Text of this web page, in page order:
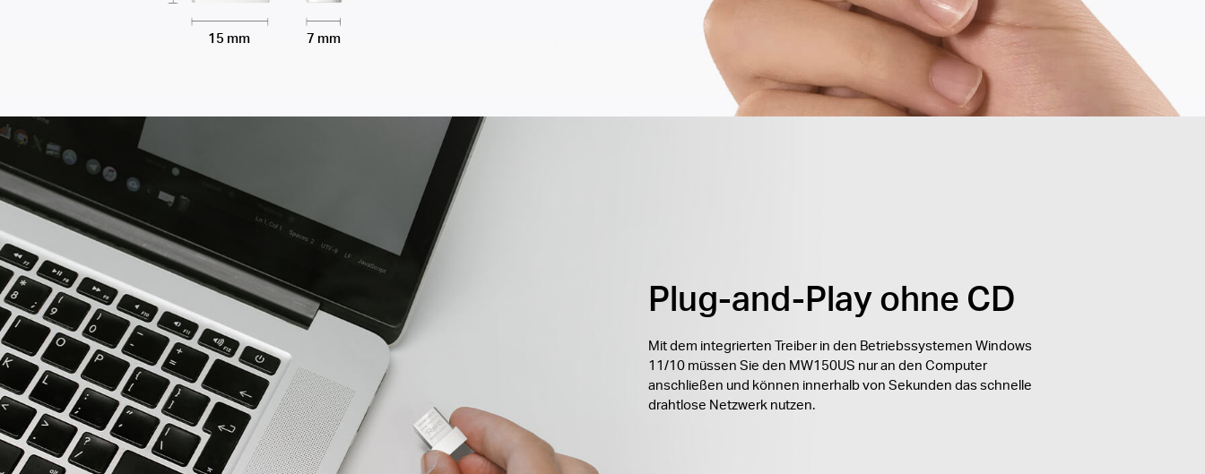
15 mm 7 mm
Plug-and-Play ohne CD
Mit dem integrierten Treiber in den Betriebssystemen Windows
11/10 müssen Sie den MW150US nur an den Computer
anschließen und können innerhalb von Sekunden das schnelle
drahtlose Netzwerk nutzen.